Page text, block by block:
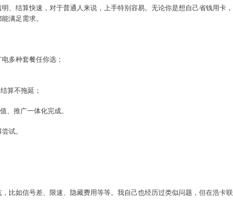
、结算快速，对于普通人来说，上手特别容易。无论你是想自己省钱用卡，
满足需求。
多种套餐任你选；
算不拖延；
推广一体化完成。
试。
比如信号差、限速、隐藏费用等等。我自己也经历过类似问题，但在浩卡联